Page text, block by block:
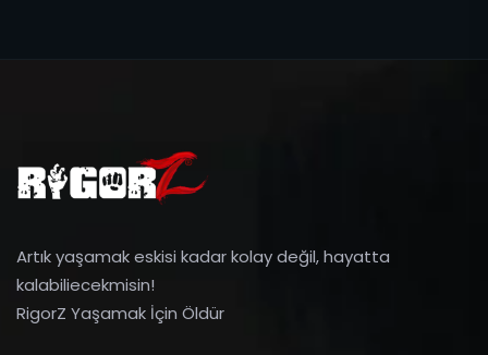
Artık yaşamak eskisi kadar kolay değil, hayatta
kalabiliecekmisin!
RigorZ Yaşamak İçin Öldür